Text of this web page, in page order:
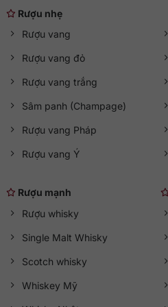
Rượu nhẹ
Rượu vang
Rượu vang đỏ
Rượu vang trắng
Sâm panh (Champage)
Rượu vang Pháp
Rượu vang Ý
Rượu mạnh
Rượu whisky
Single Malt Whisky
Scotch whisky
Whiskey Mỹ